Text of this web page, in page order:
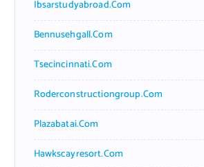
Ibsarstudyabroad.com
Bennusehgall.com
Tsecincinnati.com
Roderconstructiongroup.com
Plazabatai.com
Hawkscayresort.com